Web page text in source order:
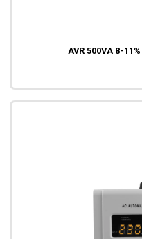
AVR 500VA 8-11%